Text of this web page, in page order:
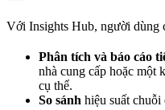
Với Insights Hub, người dùng
Phân tích và báo cáo
nhà cung cấp hoặc một
cụ thể.
So sánh hiệu suất